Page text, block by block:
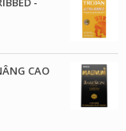
CAO